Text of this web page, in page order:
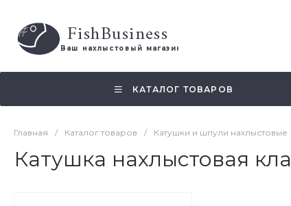
FishBusiness
Ваш нахлыстовый магазин
КАТАЛОГ ТОВАРОВ
Главная / Каталог товаров / Катушки и шпули нахлыстовые
Катушка нахлыстовая